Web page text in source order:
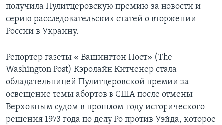
получила Пулитцеровскую премию за новости и
серию расследовательских статей о вторжении
России в Украину.
Репортер газеты « Вашингтон Пост» (The
Washington Post) Кэролайн Китченер стала
обладательницей Пулитцеровской премии за
освещение темы абортов в США после отмены
Верховным судом в прошлом году исторического
решения 1973 года по делу Ро против Уэйда, которое